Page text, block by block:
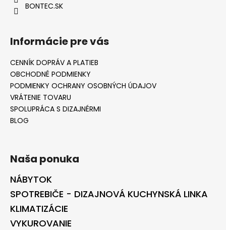
BONTEC.SK
Informácie pre vás
CENNÍK DOPRÁV A PLATIEB
OBCHODNÉ PODMIENKY
PODMIENKY OCHRANY OSOBNÝCH ÚDAJOV
VRÁTENIE TOVARU
SPOLUPRÁCA S DIZAJNÉRMI
BLOG
Naša ponuka
NÁBYTOK
SPOTREBIČE - DIZAJNOVÁ KUCHYNSKÁ LINKA
KLIMATIZÁCIE
VYKUROVANIE